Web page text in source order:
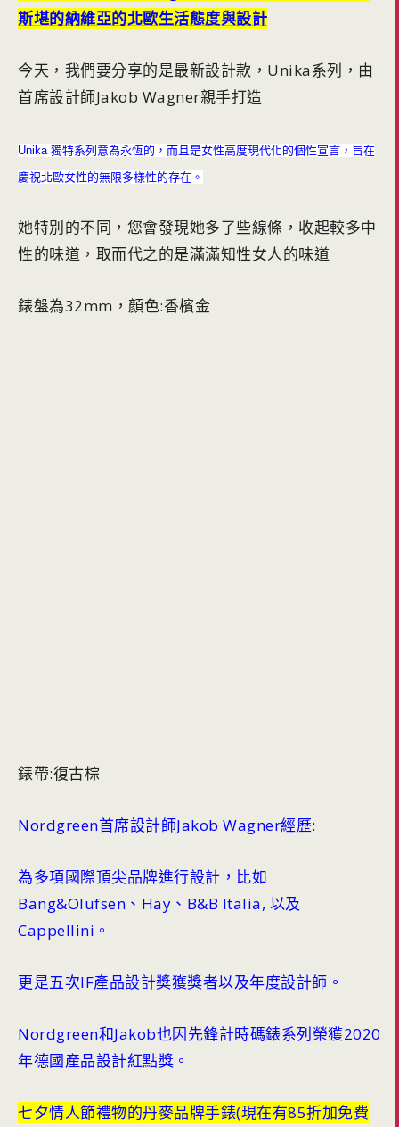
斯堪的納維亞的北歐生活態度與設計
今天，我們要分享的是最新設計款，Unika系列，由
首席設計師Jakob Wagner親手打造
Unika 獨特系列意為永恆的，而且是女性高度現代化的個性宣言， 旨在
慶祝北歐女性的無限多樣性的存在。
她特別的不同，您會發現她多了些線條，收起較多中
性的味道，取而代之的是滿滿知性女人的味道
錶盤為32mm，顏色:香檳金
錶帶:復古棕
Nordgreen首席設計師Jakob Wagner經歷:
為多項國際頂尖品牌進行設計，比如
Bang&Olufsen、Hay、B&B Italia, 以及
Cappellini。
更是五次IF產品設計獎獲獎者以及年度設計師。
Nordgreen和Jakob也因先鋒計時碼錶系列榮獲2020
年德國產品設計紅點獎。
七夕情人節禮物的丹麥品牌手錶(現在有85折加免費